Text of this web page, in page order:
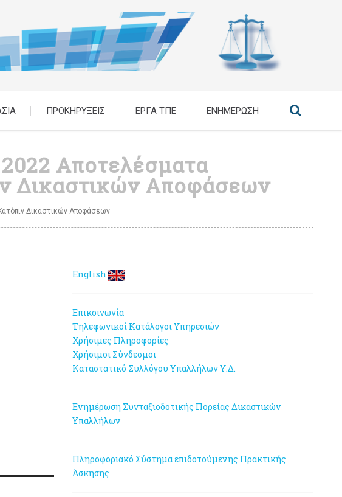
ΠΡΟΚΗΡΥΞΕΙΣ ΕΡΓΑ ΤΠΕ ΕΝΗΜΕΡΩΣΗ
Αποτελέσματα
Δικαστικών Αποφάσεων
Δικαστικών Αποφάσεων
English
Επικοινωνία
Τηλεφωνικοί Κατάλογοι Υπηρεσιών
Χρήσιμες Πληροφορίες
Χρήσιμοι Σύνδεσμοι
Καταστατικό Συλλόγου Υπαλλήλων Υ.Δ.
Ενημέρωση Συνταξιοδοτικής Πορείας Δικαστικών
Υπαλλήλων
Πληροφοριακό Σύστημα επιδοτούμενης Πρακτικής
Άσκησης